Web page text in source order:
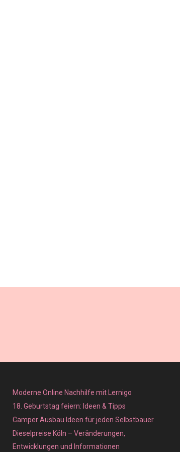
Moderne Online Nachhilfe mit Lernigo
18. Geburtstag feiern: Ideen & Tipps
Camper Ausbau Ideen für jeden Selbstbauer
Dieselpreise Köln – Veränderungen,
Entwicklungen und Informationen